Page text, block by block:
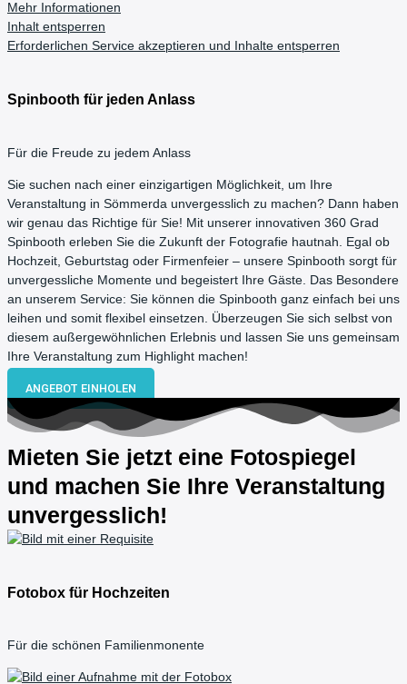
Mehr Informationen
Inhalt entsperren
Erforderlichen Service akzeptieren und Inhalte entsperren
Spinbooth für jeden Anlass
Für die Freude zu jedem Anlass
Sie suchen nach einer einzigartigen Möglichkeit, um Ihre
Veranstaltung in Sömmerda unvergesslich zu machen? Dann haben
wir genau das Richtige für Sie! Mit unserer innovativen 360 Grad
Spinbooth erleben Sie die Zukunft der Fotografie hautnah. Egal ob
Hochzeit, Geburtstag oder Firmenfeier – unsere Spinbooth sorgt für
unvergessliche Momente und begeistert Ihre Gäste. Das Besondere
an unserem Service: Sie können die Spinbooth ganz einfach bei uns
leihen und somit flexibel einsetzen. Überzeugen Sie sich selbst von
diesem außergewöhnlichen Erlebnis und lassen Sie uns gemeinsam
Ihre Veranstaltung zum Highlight machen!
ANGEBOT EINHOLEN
Mieten Sie jetzt eine Fotospiegel
und machen Sie Ihre Veranstaltung
unvergesslich!
Fotobox für Hochzeiten
Für die schönen Familienmonente